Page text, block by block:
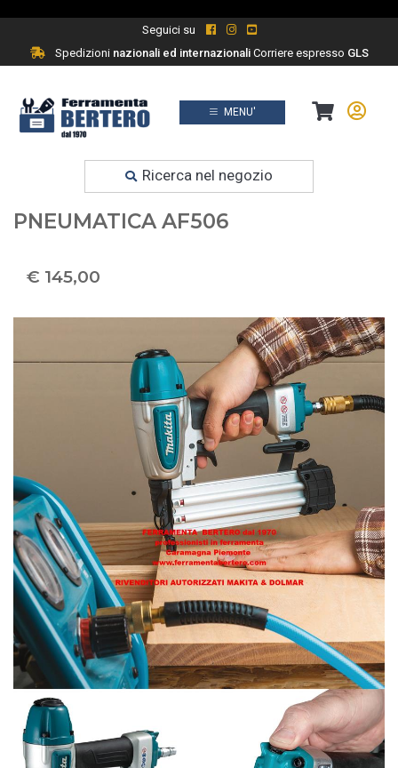
Seguici su
Spedizioninazionali ed internazionaliCorriere espresso GLS
MENU'
Ricerca nel negozio
Prodotti
MAKITA GROPPINATRICE
PNEUMATICA AF506
€ 145,00